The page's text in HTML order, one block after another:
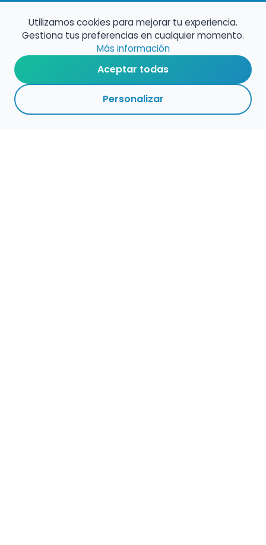
Utilizamos cookies para mejorar tu experiencia.
Gestiona tus preferencias en cualquier momento.
Más información
Aceptar todas
Personalizar